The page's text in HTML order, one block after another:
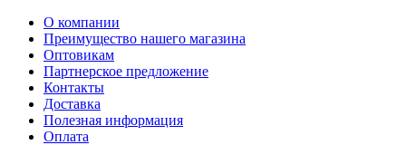
О компании
Преимущество нашего магазина
Оптовикам
Партнерское предложение
Контакты
Доставка
Полезная информация
Оплата